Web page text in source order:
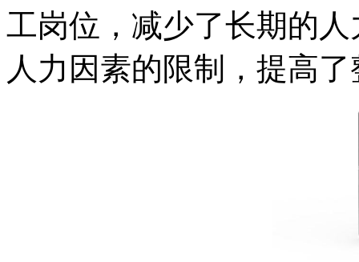
工岗位，减少了长期的
人力因素的限制，提高